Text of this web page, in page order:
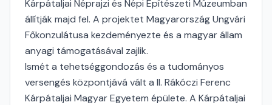
Kárpátaljai Néprajzi és Népi Építészeti Múzeumban
állítják majd fel. A projektet Magyarország Ungvári
Főkonzulátusa kezdeményezte és a magyar állam
anyagi támogatásával zajlik.
Ismét a tehetséggondozás és a tudományos
versengés központjává vált a II. Rákóczi Ferenc
Kárpátaljai Magyar Egyetem épülete. A Kárpátaljai